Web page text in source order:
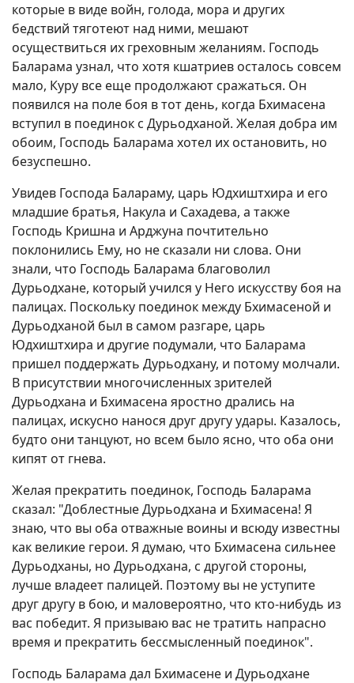
которые в виде войн, голода, мора и других
бедствий тяготеют над ними, мешают
осуществиться их греховным желаниям. Господь
Баларама узнал, что хотя кшатриев осталось совсем
мало, Куру все еще продолжают сражаться. Он
появился на поле боя в тот день, когда Бхимасена
вступил в поединок с Дурьодханой. Желая добра им
обоим, Господь Баларама хотел их остановить, но
безуспешно.
Увидев Господа Балараму, царь Юдхиштхира и его
младшие братья, Накула и Сахадева, а также
Господь Кришна и Арджуна почтительно
поклонились Ему, но не сказали ни слова. Они
знали, что Господь Баларама благоволил
Дурьодхане, который учился у Него искусству боя на
палицах. Поскольку поединок между Бхимасеной и
Дурьодханой был в самом разгаре, царь
Юдхиштхира и другие подумали, что Баларама
пришел поддержать Дурьодхану, и потому молчали.
В присутствии многочисленных зрителей
Дурьодхана и Бхимасена яростно дрались на
палицах, искусно нанося друг другу удары. Казалось,
будто они танцуют, но всем было ясно, что оба они
кипят от гнева.
Желая прекратить поединок, Господь Баларама
сказал: "Доблестные Дурьодхана и Бхимасена! Я
знаю, что вы оба отважные воины и всюду известны
как великие герои. Я думаю, что Бхимасена сильнее
Дурьодханы, но Дурьодхана, с другой стороны,
лучше владеет палицей. Поэтому вы не уступите
друг другу в бою, и маловероятно, что кто-нибудь из
вас победит. Я призываю вас не тратить напрасно
время и прекратить бессмысленный поединок".
Господь Баларама дал Бхимасене и Дурьодхане